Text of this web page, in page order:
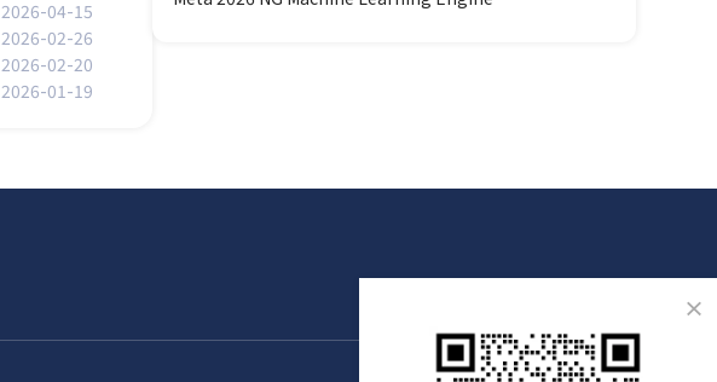
2026-04-15
2026-02-26
2026-02-20
2026-01-19
×